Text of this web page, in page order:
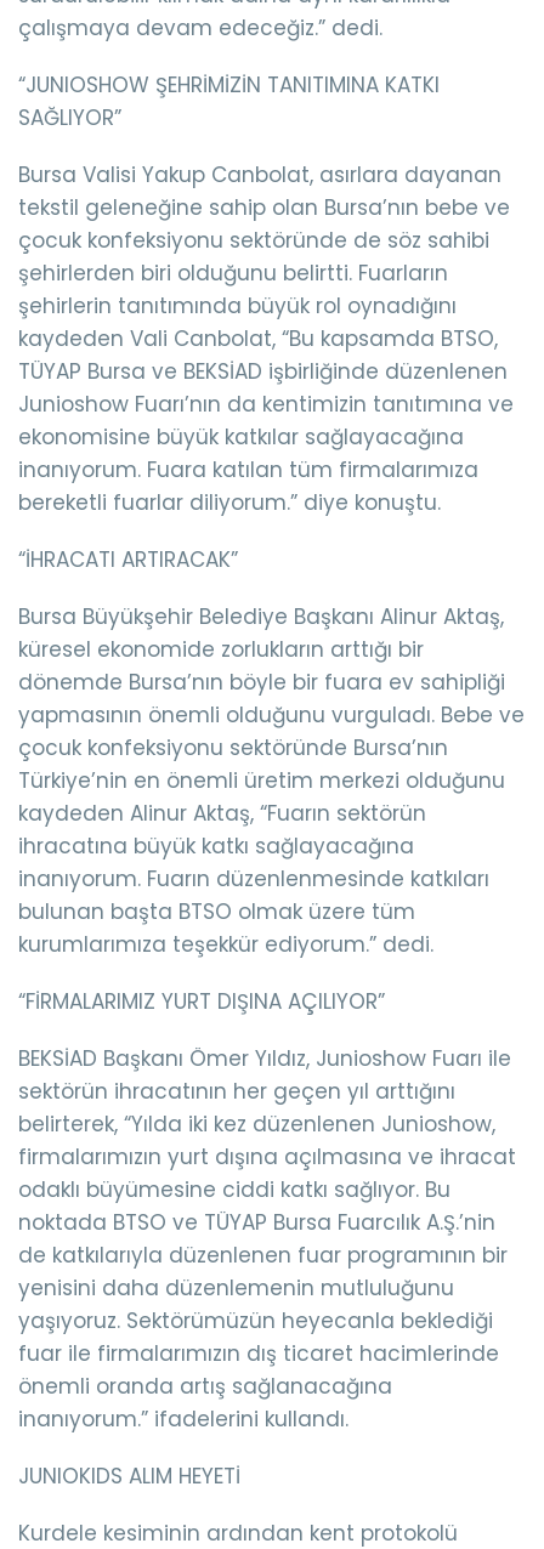
çalışmaya devam edeceğiz.” dedi.
“JUNIOSHOW ŞEHRİMİZİN TANITIMINA KATKI
SAĞLIYOR”
Bursa Valisi Yakup Canbolat, asırlara dayanan
tekstil geleneğine sahip olan Bursa’nın bebe ve
çocuk konfeksiyonu sektöründe de söz sahibi
şehirlerden biri olduğunu belirtti. Fuarların
şehirlerin tanıtımında büyük rol oynadığını
kaydeden Vali Canbolat, “Bu kapsamda BTSO,
TÜYAP Bursa ve BEKSİAD işbirliğinde düzenlenen
Junioshow Fuarı’nın da kentimizin tanıtımına ve
ekonomisine büyük katkılar sağlayacağına
inanıyorum. Fuara katılan tüm firmalarımıza
bereketli fuarlar diliyorum.” diye konuştu.
“İHRACATI ARTIRACAK”
Bursa Büyükşehir Belediye Başkanı Alinur Aktaş,
küresel ekonomide zorlukların arttığı bir
dönemde Bursa’nın böyle bir fuara ev sahipliği
yapmasının önemli olduğunu vurguladı. Bebe ve
çocuk konfeksiyonu sektöründe Bursa’nın
Türkiye’nin en önemli üretim merkezi olduğunu
kaydeden Alinur Aktaş, “Fuarın sektörün
ihracatına büyük katkı sağlayacağına
inanıyorum. Fuarın düzenlenmesinde katkıları
bulunan başta BTSO olmak üzere tüm
kurumlarımıza teşekkür ediyorum.” dedi.
“FİRMALARIMIZ YURT DIŞINA AÇILIYOR”
BEKSİAD Başkanı Ömer Yıldız, Junioshow Fuarı ile
sektörün ihracatının her geçen yıl arttığını
belirterek, “Yılda iki kez düzenlenen Junioshow,
firmalarımızın yurt dışına açılmasına ve ihracat
odaklı büyümesine ciddi katkı sağlıyor. Bu
noktada BTSO ve TÜYAP Bursa Fuarcılık A.Ş.’nin
de katkılarıyla düzenlenen fuar programının bir
yenisini daha düzenlemenin mutluluğunu
yaşıyoruz. Sektörümüzün heyecanla beklediği
fuar ile firmalarımızın dış ticaret hacimlerinde
önemli oranda artış sağlanacağına
inanıyorum.” ifadelerini kullandı.
JUNIOKIDS ALIM HEYETİ
Kurdele kesiminin ardından kent protokolü